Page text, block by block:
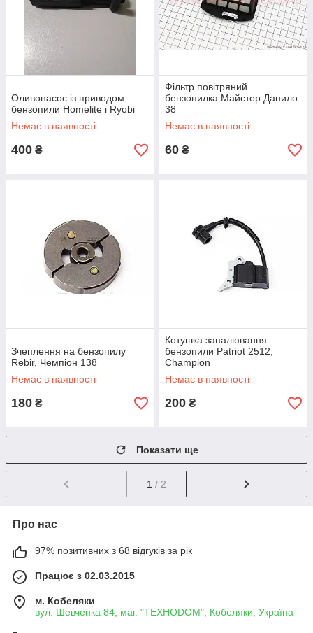
Оливонасос із приводом
бензопили Homelite і Ryobi
Немає в наявності
400 ₴
Фільтр повітряний
бензопилка Майстер Данило
38
Немає в наявності
60 ₴
Зчеплення на бензопилу
Rebir, Чемпіон 138
Немає в наявності
180 ₴
Котушка запалювання
бензопили Patriot 2512,
Champion
Немає в наявності
200 ₴
Показати ще
1 / 2
Про нас
97% позитивних з 68 відгуків за рік
Працює з 02.03.2015
м. Кобеляки
вул. Шевченка 84, маг. "ТЕХНОDOM", Кобеляки, Україна